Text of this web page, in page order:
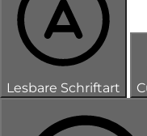
Lesbare Schriftart